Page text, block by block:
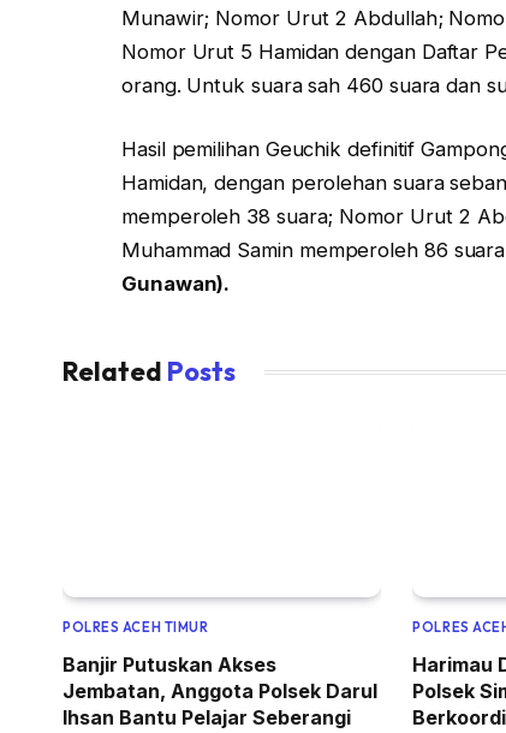
Munawir; Nomor Urut 2 Abdullah;
Nomor Urut 5 Hamidan dengan Daftar
orang. Untuk suara sah 460 suara dan
Hasil pemilihan Geuchik definitif
Hamidan, dengan perolehan suara
memperoleh 38 suara; Nomor Urut 2
Muhammad Samin memperoleh 86
Gunawan).
Related Posts
POLRES ACEH TIMUR
Banjir Putuskan Akses
Jembatan, Anggota Polsek Darul
Ihsan Bantu Pelajar Seberangi
POLRES
Harimau
Polsek